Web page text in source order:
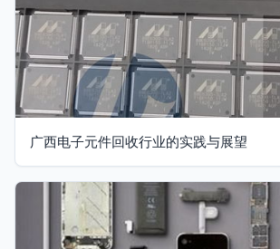
广西电子元件回收行业的实践与展望